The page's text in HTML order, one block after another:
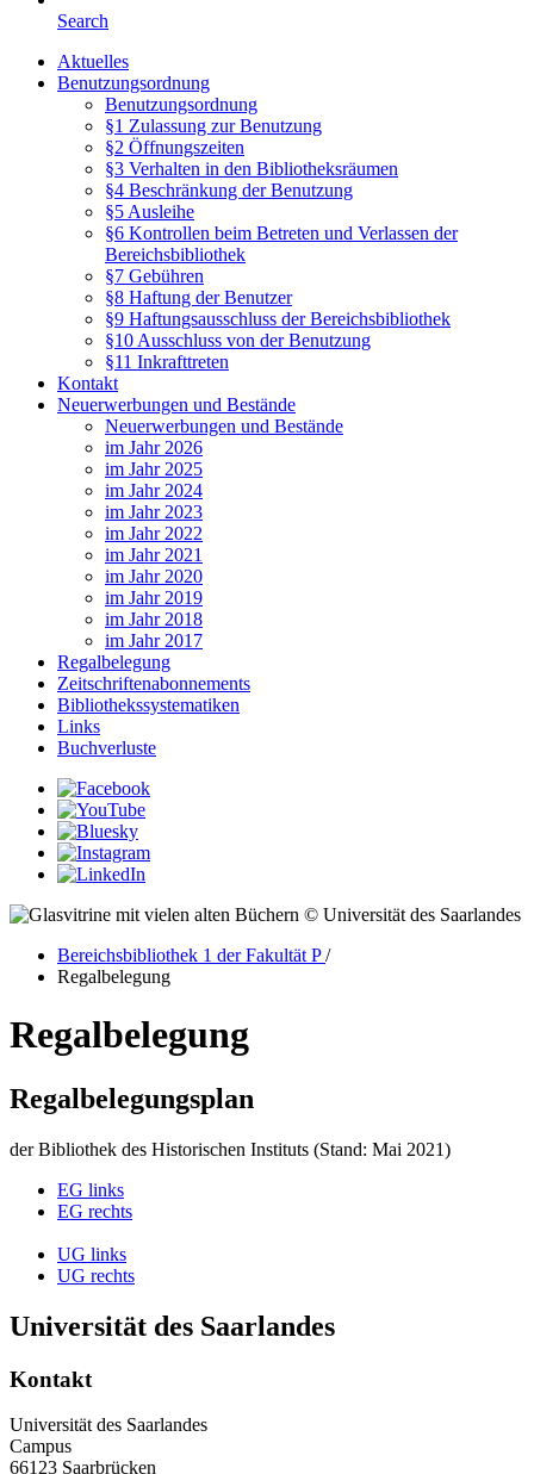
Search
Aktuelles
Benutzungsordnung
Benutzungsordnung
§1 Zulassung zur Benutzung
§2 Öffnungszeiten
§3 Verhalten in den Bibliotheksräumen
§4 Beschränkung der Benutzung
§5 Ausleihe
§6 Kontrollen beim Betreten und Verlassen der
Bereichsbibliothek
§7 Gebühren
§8 Haftung der Benutzer
§9 Haftungsausschluss der Bereichsbibliothek
§10 Ausschluss von der Benutzung
§11 Inkrafttreten
Kontakt
Neuerwerbungen und Bestände
Neuerwerbungen und Bestände
im Jahr 2026
im Jahr 2025
im Jahr 2024
im Jahr 2023
im Jahr 2022
im Jahr 2021
im Jahr 2020
im Jahr 2019
im Jahr 2018
im Jahr 2017
Regalbelegung
Zeitschriftenabonnements
Bibliothekssystematiken
Links
Buchverluste
© Universität des Saarlandes
Bereichsbibliothek 1 der Fakultät P/
Regalbelegung
Regalbelegung
Regalbelegungsplan
der Bibliothek des Historischen Instituts (Stand: Mai 2021)
EG links
EG rechts
UG links
UG rechts
Universität des Saarlandes
Kontakt
Universität des Saarlandes
Campus
66123 Saarbrücken